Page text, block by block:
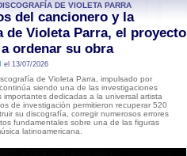
DE VIOLETA PARRA
del cancionero y la
de Violeta Parra, el proyecto
ordenar su obra
el 13/07/2026
de Violeta Parra, impulsado por
siendo una de las investigaciones
importantes dedicadas a la universal artista
de investigación permitieron recuperar 520
su discografía, corregir numerosos errores
fundamentales sobre una de las figuras
latinoamericana.